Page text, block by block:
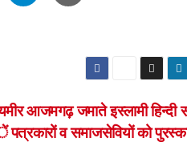
आजमगढ़ जमाते इस्लामी हिन्दी
पत्रकारों व समाजसेवियों को